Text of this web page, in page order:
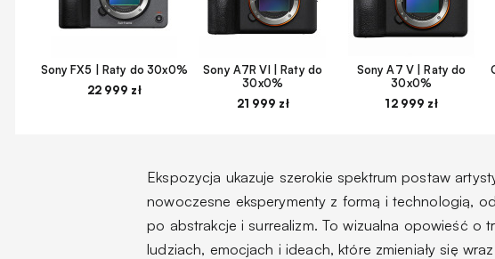
Sony FX5 | Raty do 30x0%
22 999 zł
Sony A7R VI | Raty do
30x0%
21 999 zł
Sony A7 V | Raty do
30x0%
12 999 zł
Ekspozycja ukazuje szerokie spektrum postaw
nowoczesne eksperymenty z formą i technologią,
po abstrakcje i surrealizm. To wizualna opowieść o
ludziach, emocjach i ideach, które zmieniały się